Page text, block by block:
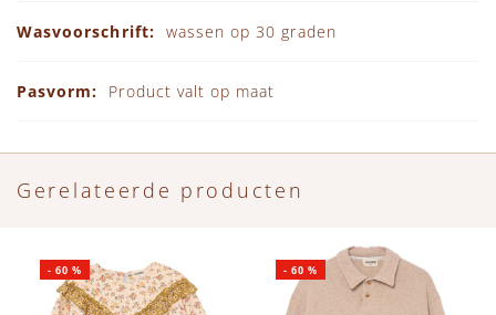
wassen op 30 graden
Product valt op maat
Gerelateerde producten
-60 % -60 %